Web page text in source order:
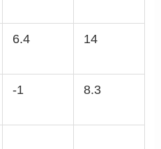
6.4 14
-1 8.3